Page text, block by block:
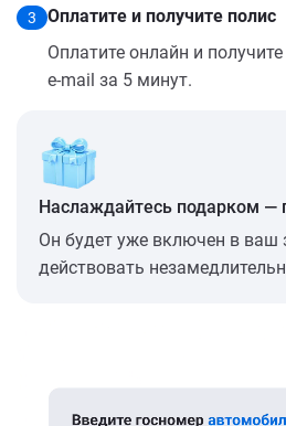
3
Оплатите и получите полис
Оплатите онлайн и
e-mail за 5 минут.
Наслаждайтесь подарком —
Он будет уже включен в ваш
действовать